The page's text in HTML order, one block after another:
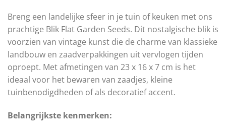
Breng een landelijke sfeer in je tuin of keuken met ons
prachtige Blik Flat Garden Seeds. Dit nostalgische blik is
voorzien van vintage kunst die de charme van klassieke
landbouw en zaadverpakkingen uit vervlogen tijden
oproept. Met afmetingen van 23 x 16 x 7 cm is het
ideaal voor het bewaren van zaadjes, kleine
tuinbenodigdheden of als decoratief accent.
Belangrijkste kenmerken: